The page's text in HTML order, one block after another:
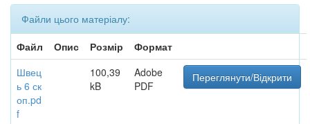
Файли цього матеріалу:
Файл
Опис Розмір
Формат
Швец
ь 6 ск
оп.pd
f
100,39
kB
Adobe
PDF
Переглянути/Відкрити